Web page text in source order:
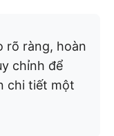
rõ ràng, hoàn
chỉnh để
chi tiết một